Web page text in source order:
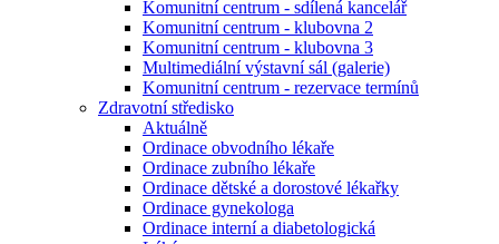
Komunitní centrum - sdílená kancelář
Komunitní centrum - klubovna 2
Komunitní centrum - klubovna 3
Multimediální výstavní sál (galerie)
Komunitní centrum - rezervace termínů
Zdravotní středisko
Aktuálně
Ordinace obvodního lékaře
Ordinace zubního lékaře
Ordinace dětské a dorostové lékařky
Ordinace gynekologa
Ordinace interní a diabetologická